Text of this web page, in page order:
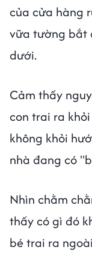
của cửa hàng
vữa tường bắt
dưới.
Cảm thấy
con trai ra
không khỏi
nhà đang có
Nhìn chằm
thấy có gì đó
bé trai ra